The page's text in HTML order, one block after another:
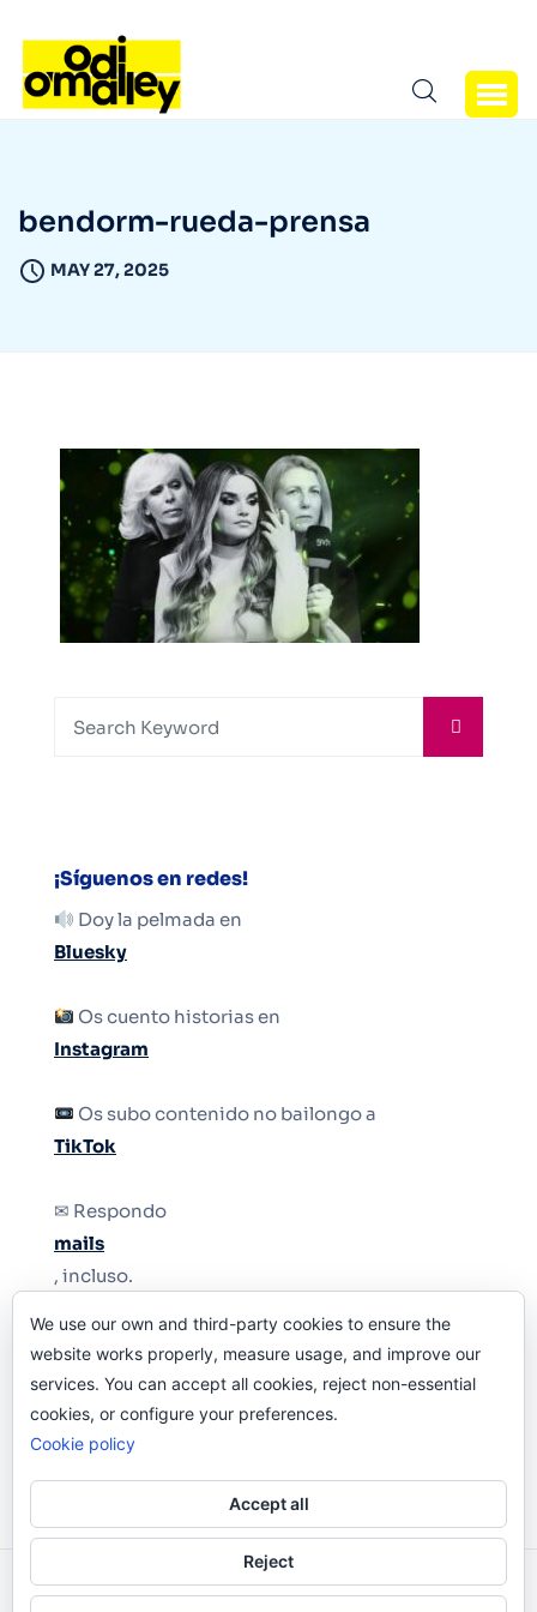
bendorm-rueda-prensa
MAY 27, 2025
¡Síguenos en redes!
Doy la pelmada en
Bluesky
Os cuento historias en
Instagram
Os subo contenido no bailongo a
TikTok
✉ Respondo
mails
, incluso.
Y si una persona no puede tener teléfono, que
le quiten el teléfono.
Odi O'Malley © 2016-2025. Todos Los Derechos
We use our own and third-party cookies to ensure the
website works properly, measure usage, and improve our
services. You can accept all cookies, reject non-essential
cookies, or configure your preferences.
Cookie policy
Accept all
Reject